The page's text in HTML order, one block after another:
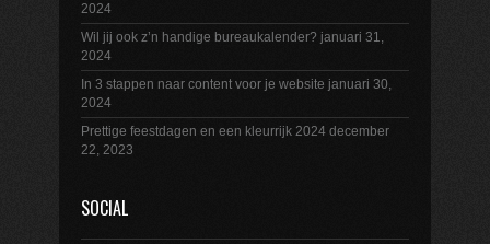
2024
Wil jij ook z’n handige bureaukalender? januari 31,
2024
In 3 stappen naar content voor je website januari 30,
2024
Prettige feestdagen en een kleurrijk 2024 december
22, 2023
SOCIAL